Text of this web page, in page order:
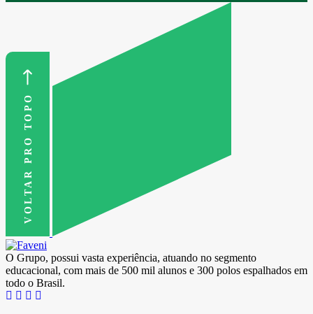
VOLTAR PRO TOPO
O Grupo, possui vasta experiência, atuando no segmento
educacional, com mais de 500 mil alunos e 300 polos espalhados em
todo o Brasil.